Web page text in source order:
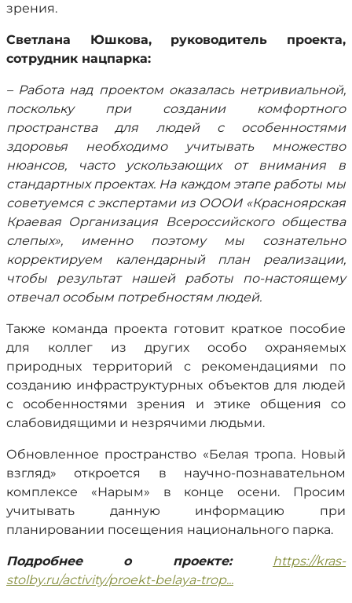
зрения.
Светлана Юшкова, руководитель проекта,
сотрудник нацпарка:
– Работа над проектом оказалась нетривиальной,
поскольку при создании комфортного
пространства для людей с особенностями
здоровья необходимо учитывать множество
нюансов, часто ускользающих от внимания в
стандартных проектах. На каждом этапе работы мы
советуемся с экспертами из ОООИ «Красноярская
Краевая Организация Всероссийского общества
слепых», именно поэтому мы сознательно
корректируем календарный план реализации,
чтобы результат нашей работы по-настоящему
отвечал особым потребностям людей.
Также команда проекта готовит краткое пособие
для коллег из других особо охраняемых
природных территорий с рекомендациями по
созданию инфраструктурных объектов для людей
с особенностями зрения и этике общения со
слабовидящими и незрячими людьми.
Обновленное пространство «Белая тропа. Новый
взгляд» откроется в научно-познавательном
комплексе «Нарым» в конце осени. Просим
учитывать данную информацию при
планировании посещения национального парка.
Подробнее о проекте: https://kras-
stolby.ru/activity/proekt-belaya-trop...